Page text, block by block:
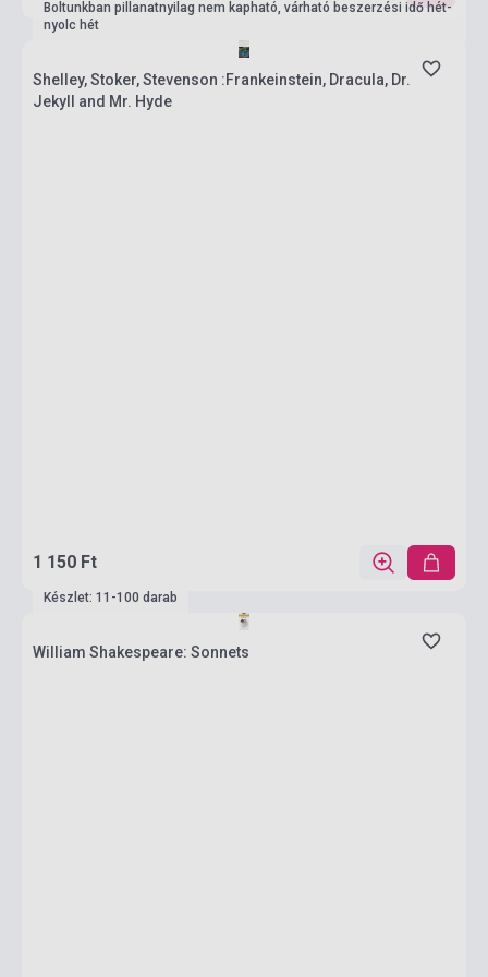
Boltunkban pillanatnyilag nem kapható, várható beszerzési idő hét-
nyolc hét
Shelley, Stoker, Stevenson :Frankeinstein, Dracula, Dr.
Jekyll and Mr. Hyde
1 150 Ft
Készlet: 11-100 darab
William Shakespeare: Sonnets